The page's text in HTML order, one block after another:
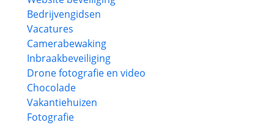
Bedrijvengidsen
Vacatures
Camerabewaking
Inbraakbeveiliging
Drone fotografie en video
Chocolade
Vakantiehuizen
Fotografie